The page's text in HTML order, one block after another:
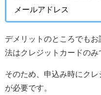
メールアドレス
デメリットのところでも
法はクレジットカードのみ
そのため、申込み時にク
が必要です。